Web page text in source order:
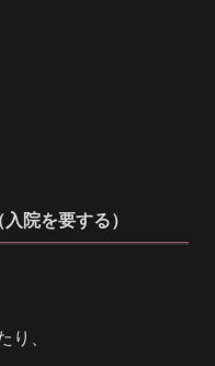
院を要する）
り、